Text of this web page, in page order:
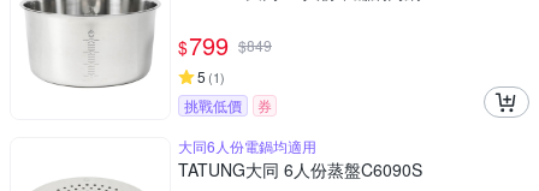
$799 $849
5 (1)
挑戰低價
券
大同6人份電鍋均適用
TATUNG大同 6人份蒸盤C6090S